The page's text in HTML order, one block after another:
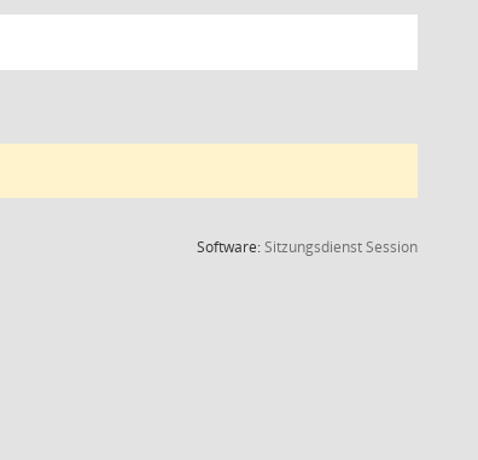
Software:SitzungsdienstSession(Wird in